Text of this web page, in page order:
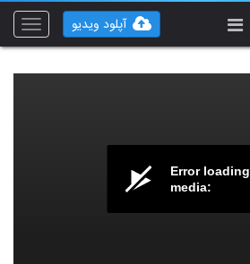
Toggle
آپلود ویدیو
Error loading
media: